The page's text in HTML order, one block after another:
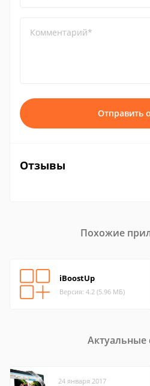
Комментарий*
Отправить
Отзывы
Похожие
iBoostUp
Версия: 4.2 (5.96 МБ)
Актуальные
24 января 2017